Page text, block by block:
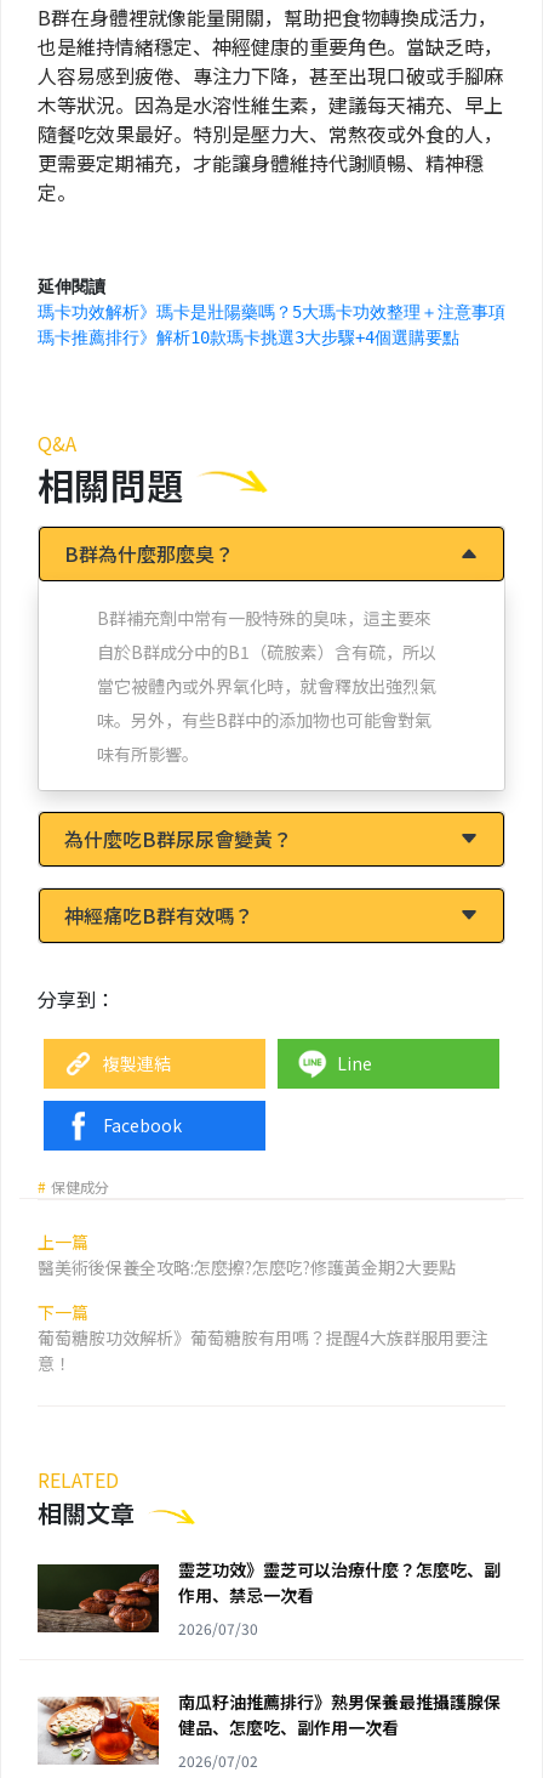
B群在身體裡就像能量開關，幫助把食物轉換成活力，
也是維持情緒穩定、神經健康的重要角色。當缺乏時，
人容易感到疲倦、專注力下降，甚至出現口破或手腳麻
木等狀況。因為是水溶性維生素，建議每天補充、早上
隨餐吃效果最好。特別是壓力大、常熬夜或外食的人，
更需要定期補充，才能讓身體維持代謝順暢、精神穩
定。
瑪卡功效解析》瑪卡是壯陽藥嗎？5大瑪卡功效整理＋注意事項說明
瑪卡推薦排行》解析10款瑪卡挑選3大步驟+4個選購要點
RELATED
相關文章
靈芝功效》靈芝可以治療什麼？怎麼吃、副
作用、禁忌一次看
2026/07/30
南瓜籽油推薦排行》熟男保養最推攝護腺保
健品、怎麼吃、副作用一次看
2026/07/02
Q&A
相關問題
B群為什麼那麼臭？
B群補充劑中常有一股特殊的臭味，這主要來
自於B群成分中的B1（硫胺素）含有硫，所以
當它被體內或外界氧化時，就會釋放出強烈氣
味。另外，有些B群中的添加物也可能會對氣
味有所影響。
為什麼吃B群尿尿會變黃？
神經痛吃B群有效嗎？
分享到：
複製連結 Line
Facebook
# 保健成分
上一篇
醫美術後保養全攻略:怎麼擦?怎麼吃?修護黃金期2大要點
下一篇
葡萄糖胺功效解析》葡萄糖胺有用嗎？提醒4大族群服用要注
意！